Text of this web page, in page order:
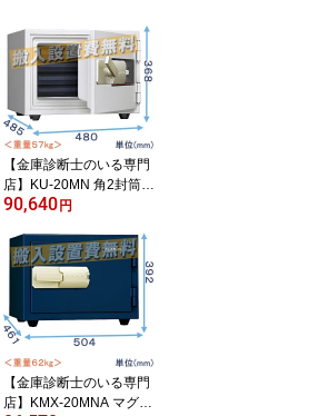
シリーズ】家庭用金庫
【金庫診断士のいる専門
店】KU-20MN 角2封筒が
入るマグロック式 耐火金
リーズ】家庭用金庫 小型
90,640 円
【金庫診断士のいる専門
店】KMX-20MNA マグロ